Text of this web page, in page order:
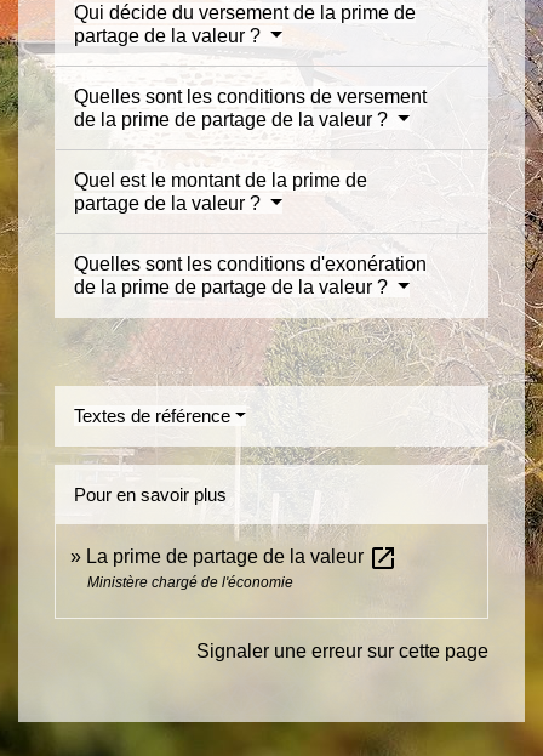
Qui décide du versement de la prime de
partage de la valeur ?
Quelles sont les conditions de versement
de la prime de partage de la valeur ?
Quel est le montant de la prime de
partage de la valeur ?
Quelles sont les conditions d'exonération
de la prime de partage de la valeur ?
Textes de référence
Pour en savoir plus
La prime de partage de la valeur open_in_new
Ministère chargé de l'économie
Signaler une erreur sur cette page